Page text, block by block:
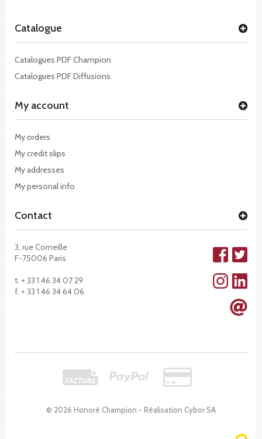
© 2026 Honoré Champion - Réalisation Cybor SA
Catalogue
Catalogues PDF Champion
Catalogues PDF Diffusions
My account
My orders
My credit slips
My addresses
My personal info
Contact
3, rue Corneille
F-75006 Paris
t. + 33 1 46 34 07 29
f. + 33 1 46 34 64 06